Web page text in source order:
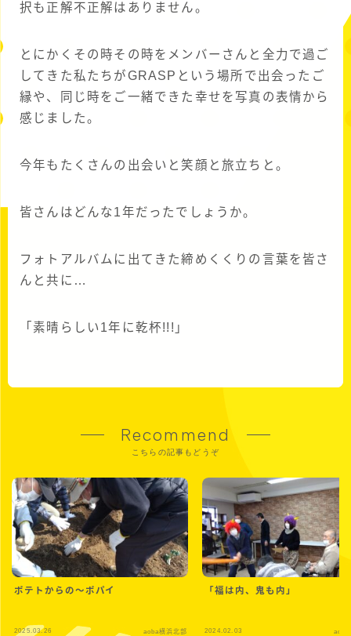
択も正解不正解はありません。
とにかくその時その時をメンバーさんと全力で過ご
してきた私たちがGRASPという場所で出会ったご
縁や、同じ時をご一緒できた幸せを写真の表情から
感じました。
今年もたくさんの出会いと笑顔と旅立ちと。
皆さんはどんな1年だったでしょうか。
フォトアルバムに出てきた締めくくりの言葉を皆さ
んと共に…
「素晴らしい1年に乾杯!!!」
Recommend
こちらの記事もどうぞ
ポテトからの～ポパイ
2025.03.26 aoba横浜北部
「福は内、鬼も内」
2024.02.03 aoba